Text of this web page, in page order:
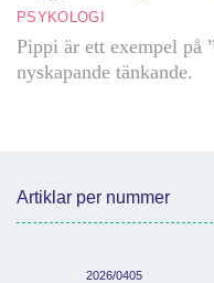
PSYKOLOGI
Pippi är ett exempel på
nyskapande tänkande.
Artiklar per nummer
2026/0405